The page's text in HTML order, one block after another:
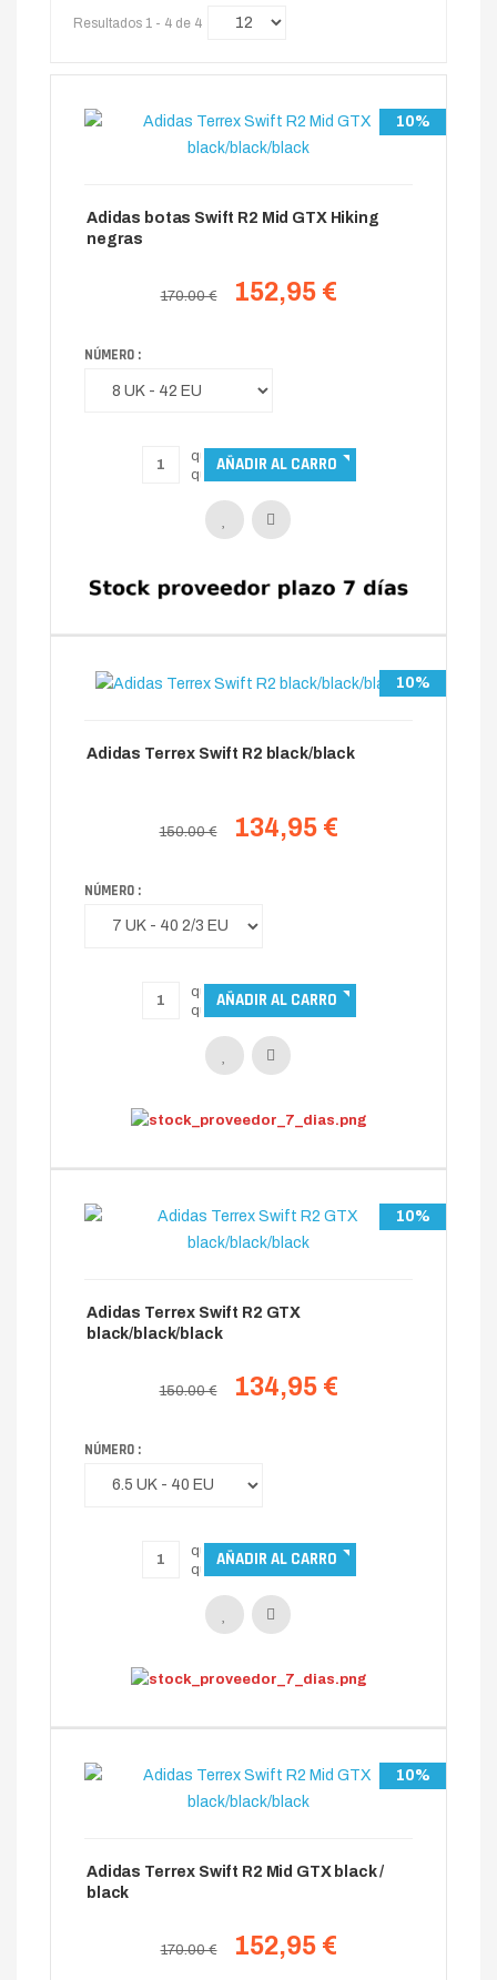
Resultados 1 - 4 de 4
10%
Adidas botas Swift R2 Mid GTX Hiking
negras
170.00 € 152,95 €
NÚMERO :
10%
Adidas Terrex Swift R2 black/black
150.00 € 134,95 €
NÚMERO :
10%
Adidas Terrex Swift R2 GTX
black/black/black
150.00 € 134,95 €
NÚMERO :
10%
Adidas Terrex Swift R2 Mid GTX black /
black
170.00 € 152,95 €